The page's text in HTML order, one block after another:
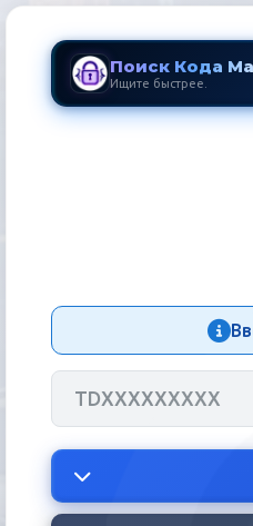
Поиск Кода
Ищите быстрее.
Код